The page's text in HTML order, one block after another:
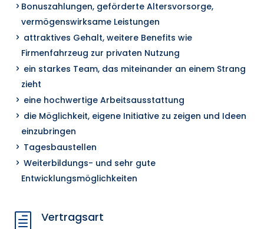
Bonuszahlungen, geförderte Altersvorsorge,
vermögenswirksame Leistungen
attraktives Gehalt, weitere Benefits wie
Firmenfahrzeug zur privaten Nutzung
ein starkes Team, das miteinander an einem Strang
zieht
eine hochwertige Arbeitsausstattung
die Möglichkeit, eigene Initiative zu zeigen und Ideen
einzubringen
Tagesbaustellen
Weiterbildungs- und sehr gute
Entwicklungsmöglichkeiten
h Vertragsart